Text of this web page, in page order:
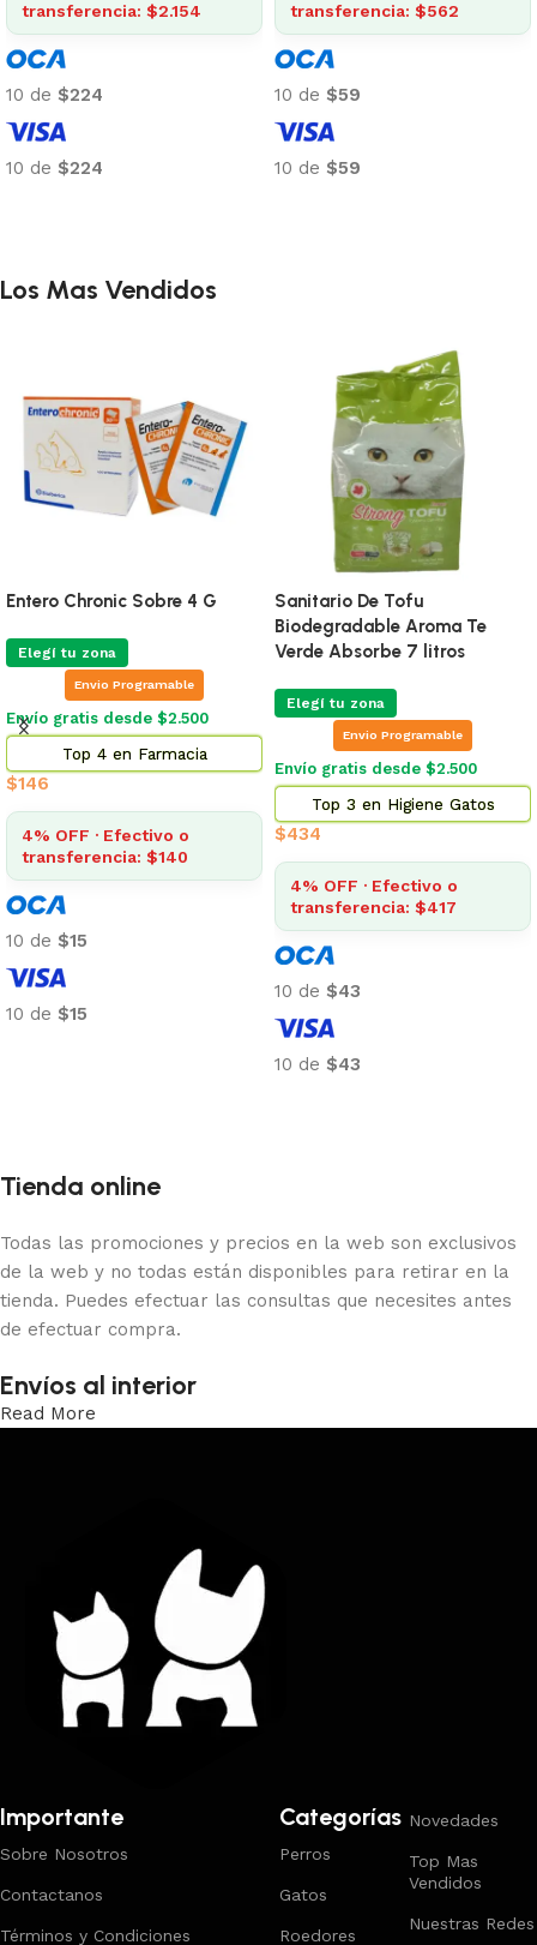
transferencia: $2.154
10 de $224
10 de $224
transferencia: $562
10 de $59
10 de $59
Los Mas Vendidos
Entero Chronic Sobre 4 G
Elegí tu zona
Envio Programable
Envío gratis desde $2.500
Top 4 en Farmacia
$146
4% OFF · Efectivo o
transferencia: $140
10 de $15
10 de $15
Sanitario De Tofu
Biodegradable Aroma Te
Verde Absorbe 7 litros
Elegí tu zona
Envio Programable
Envío gratis desde $2.500
Top 3 en Higiene Gatos
$434
4% OFF · Efectivo o
transferencia: $417
10 de $43
10 de $43
Tienda online
Todas las promociones y precios en la web son exclusivos
de la web y no todas están disponibles para retirar en la
tienda. Puedes efectuar las consultas que necesites antes
de efectuar compra.
Envíos al interior
Read More
Importante
Sobre Nosotros
Contactanos
Términos y Condiciones
Categorías
Perros
Gatos
Roedores
Novedades
Top Mas
Vendidos
Nuestras Redes